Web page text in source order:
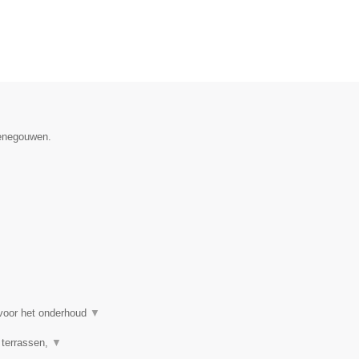
het onderhoud ▼
▼